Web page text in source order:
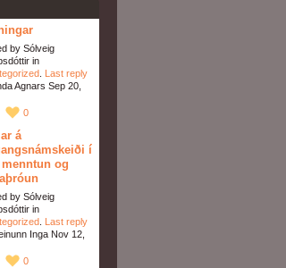
by Sólveig
in
Last reply
Agnars Sep 20,
0
á
í
og
by Sólveig
in
Last reply
Inga Nov 12,
0